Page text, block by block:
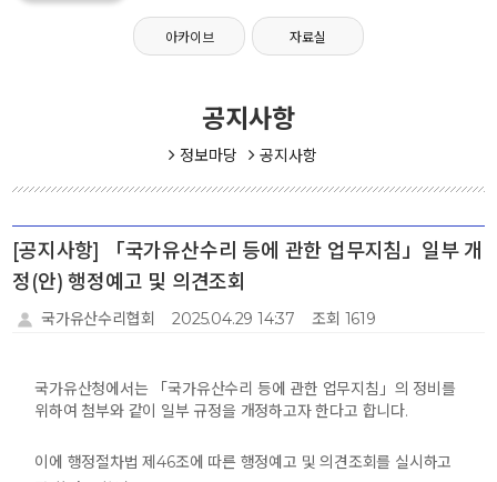
아카이브 자료실
공지사항
정보마당 공지사항
[공지사항] 「국가유산수리 등에 관한 업무지침」일부 개
정(안) 행정예고 및 의견조회
국가유산수리협회 2025.04.29 14:37 조회 1619
국가유산청에서는 「국가유산수리 등에 관한 업무지침」의 정비를
위하여 첨부와 같이 일부 규정을 개정하고자 한다고 합니다.
이에 행정절차법 제46조에 따른 행정예고 및 의견조회를 실시하고